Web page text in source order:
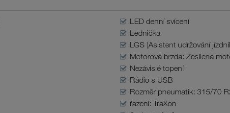
LED denní svícení
Lednička
LGS (Asistent udržování
Motorová brzda: Zesílena
Nezávislé topení
Rádio s USB
Rozměr pneumatik: 315/70
řazení: TraXon